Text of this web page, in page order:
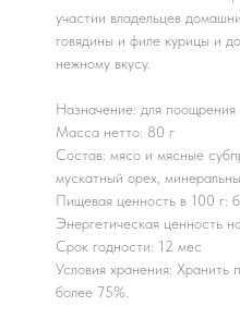
участии владельцев
говядины и филе курицы и
нежному вкусу.
Назначение: для поощрения
Масса нетто: 80 г
Состав: мясо и мясные
мускатный орех,
Пищевая ценность в 100 г:
Энергетическая ценность
Срок годности: 12 мес
Условия хранения: Хранить
более 75%.